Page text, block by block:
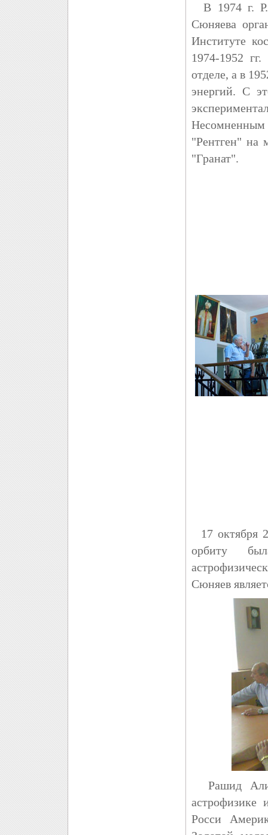
В 1974 г.
Сюняева
Институте
1974-1952
отделе, а в
энергий. С
"Рентген" на
"Гранат".
17 октября
орбиту
Сюняев
Рашид
Росси